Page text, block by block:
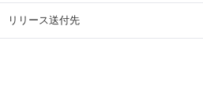
リリース送付先